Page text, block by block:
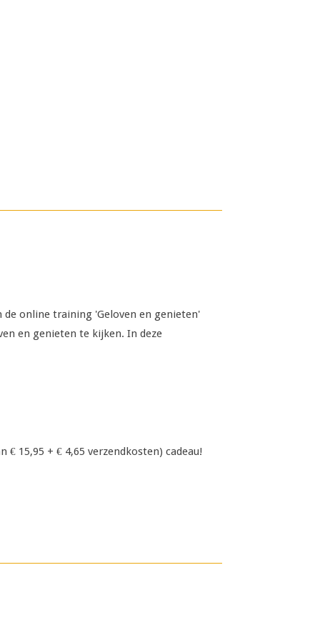
de online training 'Geloven en genieten'
en genieten te kijken. In deze
15,95 + € 4,65 verzendkosten) cadeau!